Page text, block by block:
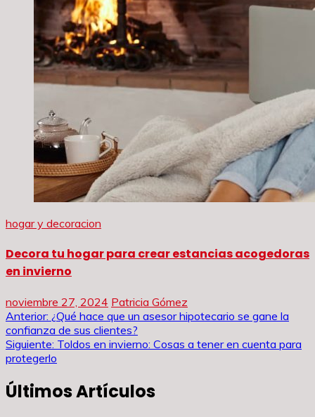
hogar y decoracion
Decora tu hogar para crear estancias acogedoras
en invierno
noviembre 27, 2024 Patricia Gómez
Navegación
de
entradas
Anterior: ¿Qué hace que un asesor hipotecario se gane la
confianza de sus clientes?
Siguiente: Toldos en invierno: Cosas a tener en cuenta para
protegerlo
Últimos Artículos